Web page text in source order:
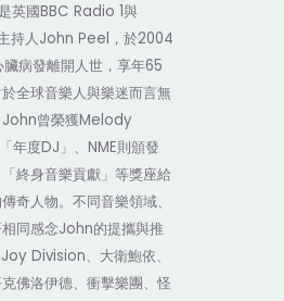
英國BBC Radio 1與
持人 John Peel ，於2004
臟病發離開人世，享年65
全球音樂人與樂迷而言無
John曾榮獲Melody
年度DJ 」、 NME則頒發
「終身音樂貢獻」等獎座給
奇人物。不同音樂領域、
同感念John的提攜與推
Joy Division、大衛鮑依、
佛洛伊德、衝擊樂團、怪